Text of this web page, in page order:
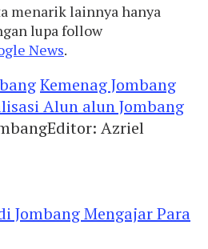
menarik lainnya hanya
lupa follow
News.
Kemenag Jombang
Alun alun Jombang
Editor: Azriel